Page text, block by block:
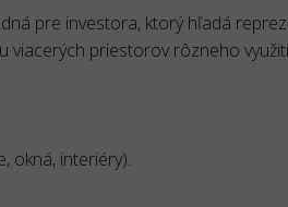
pre investora, ktorý hľadá
priestorov rôzneho
okná, interiéry).